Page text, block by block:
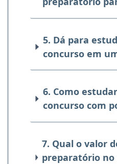
5. Dá para
concurso em
6. Como
concurso com
7. Qual o valor
preparatório no